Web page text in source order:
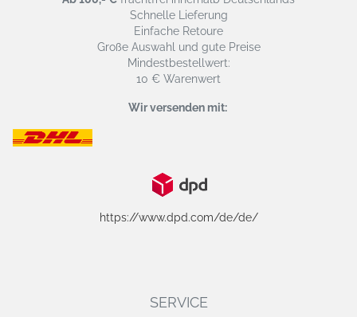
Schnelle Lieferung
Einfache Retoure
Große Auswahl und gute Preise
Mindestbestellwert:
10 € Warenwert
Wir versenden mit:
https://www.dpd.com/de/de/
SERVICE